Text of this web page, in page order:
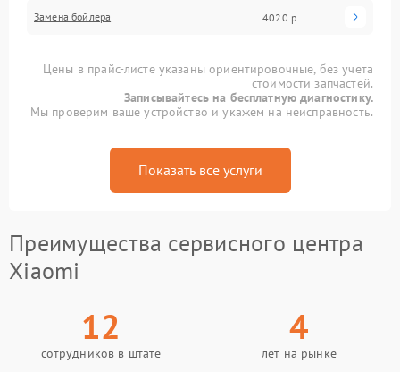
Замена бойлера 4020 р
Цены в прайс-листе указаны ориентировочные, без учета
стоимости запчастей.
Записывайтесь на бесплатную диагностику.
Мы проверим ваше устройство и укажем на неисправность.
Показать все услуги
Преимущества сервисного центра
Xiaomi
12
сотрудников в штате
4
лет на рынке